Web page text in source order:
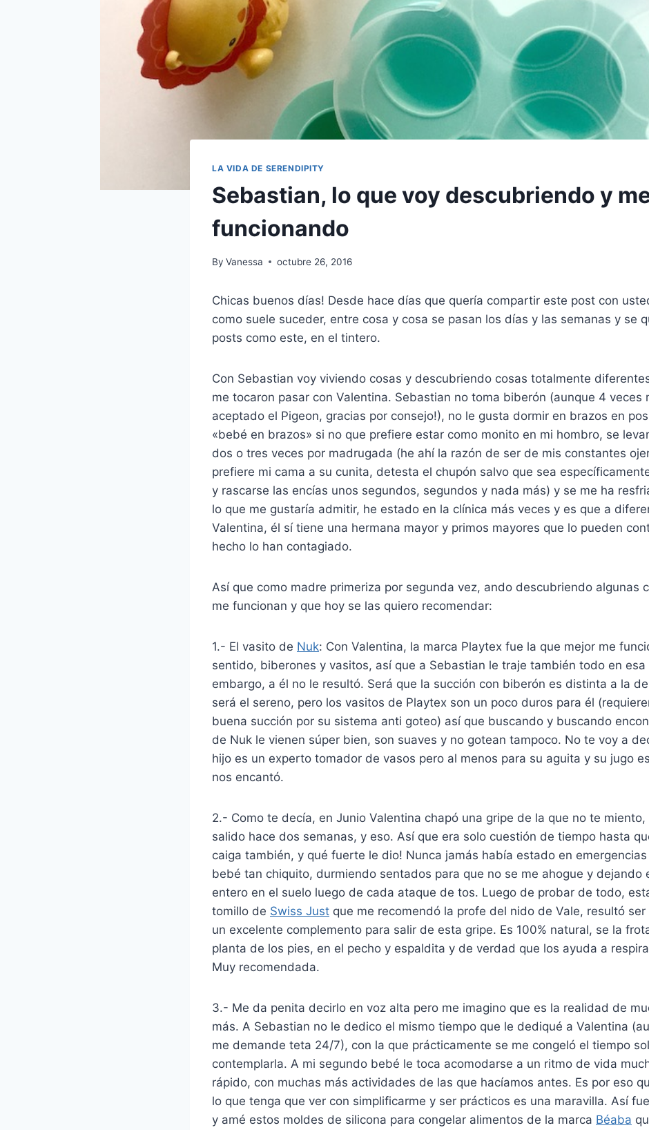
LA VIDA DE SERENDIPITY
Sebastian, lo que voy descubriendo y
funcionando
By Vanessa octubre 26, 2016
Chicas buenos días! Desde hace días que quería compartir este post con
como suele suceder, entre cosa y cosa se pasan los días y las semanas y se
posts como este, en el tintero.
Con Sebastian voy viviendo cosas y descubriendo cosas totalmente
me tocaron pasar con Valentina. Sebastian no toma biberón (aunque 4 veces
aceptado el Pigeon, gracias por consejo!), no le gusta dormir en brazos en
«bebé en brazos» si no que prefiere estar como monito en mi hombro, se
dos o tres veces por madrugada (he ahí la razón de ser de mis constantes
prefiere mi cama a su cunita, detesta el chupón salvo que sea
y rascarse las encías unos segundos, segundos y nada más) y se me ha
lo que me gustaría admitir, he estado en la clínica más veces y es que a
Valentina, él sí tiene una hermana mayor y primos mayores que lo pueden
hecho lo han contagiado.
Así que como madre primeriza por segunda vez, ando descubriendo algunas
me funcionan y que hoy se las quiero recomendar:
1.- El vasito de Nuk: Con Valentina, la marca Playtex fue la que mejor me
sentido, biberones y vasitos, así que a Sebastian le traje también todo en esa
embargo, a él no le resultó. Será que la succión con biberón es distinta a la
será el sereno, pero los vasitos de Playtex son un poco duros para él
buena succión por su sistema anti goteo) así que buscando y buscando
de Nuk le vienen súper bien, son suaves y no gotean tampoco. No te voy a
hijo es un experto tomador de vasos pero al menos para su aguita y su jugo
nos encantó.
2.- Como te decía, en Junio Valentina chapó una gripe de la que no te miento,
salido hace dos semanas, y eso. Así que era solo cuestión de tiempo hasta
caiga también, y qué fuerte le dio! Nunca jamás había estado en emergencias
bebé tan chiquito, durmiendo sentados para que no se me ahogue y dejando
entero en el suelo luego de cada ataque de tos. Luego de probar de todo,
tomillo de Swiss Just que me recomendó la profe del nido de Vale, resultó
un excelente complemento para salir de esta gripe. Es 100% natural, se la
planta de los pies, en el pecho y espaldita y de verdad que los ayuda a
Muy recomendada.
3.- Me da penita decirlo en voz alta pero me imagino que es la realidad de
más. A Sebastian no le dedico el mismo tiempo que le dediqué a Valentina
me demande teta 24/7), con la que prácticamente se me congeló el tiempo
contemplarla. A mi segundo bebé le toca acomodarse a un ritmo de vida
rápido, con muchas más actividades de las que hacíamos antes. Es por eso
lo que tenga que ver con simplificarme y ser prácticos es una maravilla. Así
y amé estos moldes de silicona para congelar alimentos de la marca Béaba